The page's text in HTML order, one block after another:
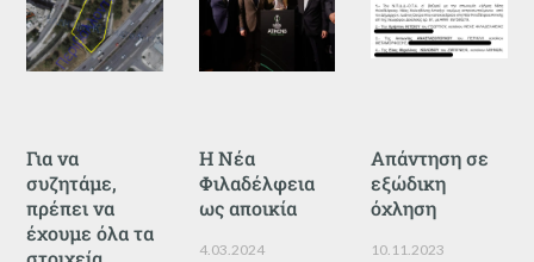
Για να
συζητάμε,
πρέπει να
έχουμε όλα τα
Η Νέα
Φιλαδέλφεια
ως αποικία
4.03.2024
Απάντηση σε
εξώδικη
όχληση
10.11.2023